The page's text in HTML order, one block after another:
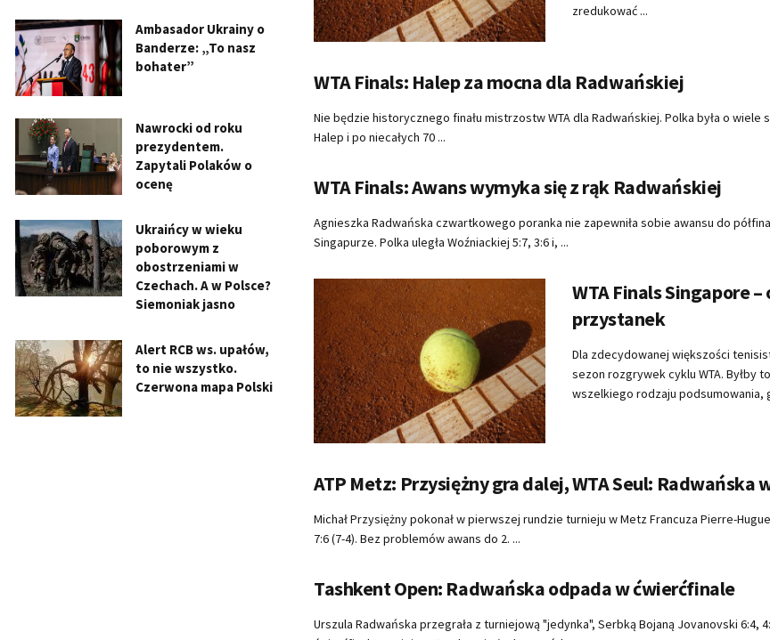
zredukować ...
WTA Finals: Halep za mocna dla Radwańskiej
Nie będzie historycznego finału mistrzostw WTA dla Radwańskiej. Polka była o wiele
Halep i po niecałych 70 ...
WTA Finals: Awans wymyka się z rąk Radwańskiej
Agnieszka Radwańska czwartkowego poranka nie zapewniła sobie awansu do
Singapurze. Polka uległa Woźniackiej 5:7, 3:6 i, ...
WTA Finals Singapore
przystanek
Dla zdecydowanej większości
sezon rozgrywek cyklu WTA. Byłby
wszelkiego rodzaju podsumowania,
ATP Metz: Przysiężny gra dalej, WTA Seul: Radwańska
Michał Przysiężny pokonał w pierwszej rundzie turnieju w Metz Francuza Pierre-
7:6 (7-4). Bez problemów awans do 2. ...
Tashkent Open: Radwańska odpada w ćwierćfinale
Urszula Radwańska przegrała z turniejową "jedynka", Serbką Bojaną Jovanovski 6:4,
Ambasador Ukrainy o
Banderze: „To nasz
bohater”
Nawrocki od roku
prezydentem.
Zapytali Polaków o
ocenę
Ukraińcy w wieku
poborowym z
obostrzeniami w
Czechach. A w Polsce?
Siemoniak jasno
Alert RCB ws. upałów,
to nie wszystko.
Czerwona mapa Polski